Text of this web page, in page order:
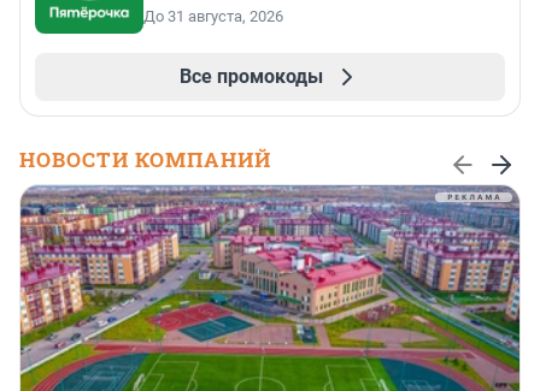
До 31 августа, 2026
Все промокоды
НОВОСТИ КОМПАНИЙ